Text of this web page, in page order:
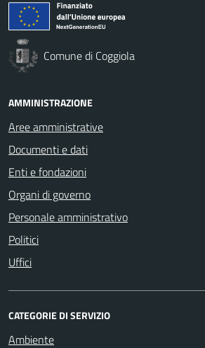
Comune di Coggiola
AMMINISTRAZIONE
Aree amministrative
Documenti e dati
Enti e fondazioni
Organi di governo
Personale amministrativo
Politici
Uffici
CATEGORIE DI SERVIZIO
Ambiente